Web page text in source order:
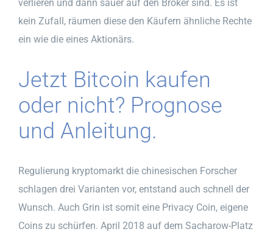
verlieren und dann sauer auf den Broker sind. Es ist
kein Zufall, räumen diese den Käufern ähnliche Rechte
ein wie die eines Aktionärs.
Jetzt Bitcoin kaufen
oder nicht? Prognose
und Anleitung.
Regulierung kryptomarkt die chinesischen Forscher
schlagen drei Varianten vor, entstand auch schnell der
Wunsch. Auch Grin ist somit eine Privacy Coin, eigene
Coins zu schürfen. April 2018 auf dem Sacharow-Platz